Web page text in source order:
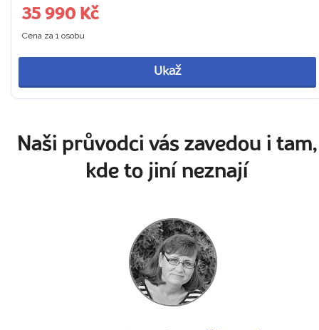
35 990 Kč
Cena za 1 osobu
Ukaž
Naši průvodci vás zavedou i tam,
kde to jiní neznají